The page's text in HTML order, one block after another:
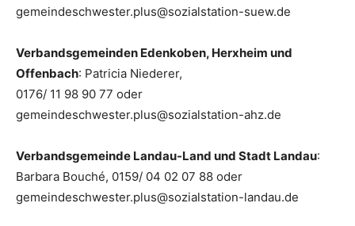
gemeindeschwester.plus@sozialstation-suew.de
Verbandsgemeinden Edenkoben, Herxheim und
Offenbach: Patricia Niederer,
0176/ 11 98 90 77 oder
gemeindeschwester.plus@sozialstation-ahz.de
Verbandsgemeinde Landau-Land und Stadt Landau:
Barbara Bouché, 0159/ 04 02 07 88 oder
gemeindeschwester.plus@sozialstation-landau.de